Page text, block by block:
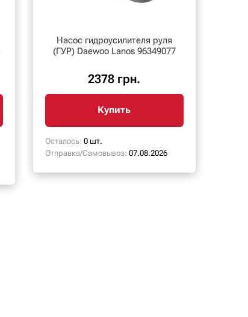
Насос гидроусилителя руля
(ГУР) Daewoo Lanos 96349077
2378 грн.
Купить
Осталось: 0 шт.
Отправка/Самовывоз: 07.08.2026